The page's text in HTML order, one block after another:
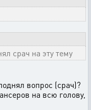
срач на эту тему
вопрос (срач)?
на всю голову,